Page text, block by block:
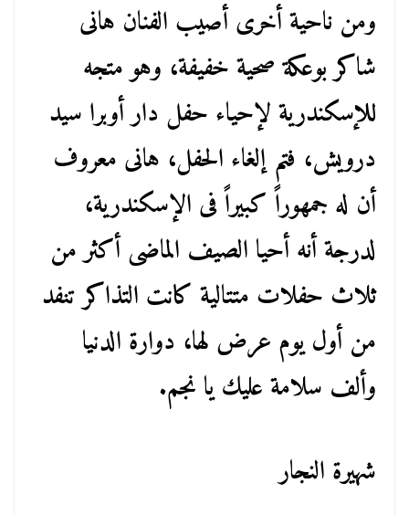
ومن ناحية أخرى أصيب الفنان هانى
شاكر بوعكة صحية خفيفة، وهو متجه
للإسكندرية لإحياء حفل دار أوبرا سيد
درويش، فتم إلغاء الحفل، هانى معروف
أن له جمهوراً كبيراً فى الإسكندرية،
لدرجة أنه أحيا الصيف الماضى أكثر من
ثلاث حفلات متتالية كانت التذاكر تنفد
من أول يوم عرض لها، دوارة الدنيا
وألف سلامة عليك يا نجم.
شهيرة النجار